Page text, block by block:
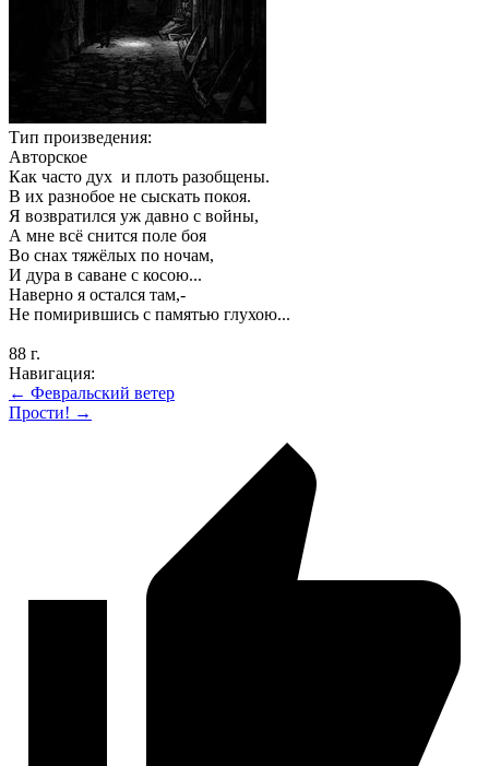
Тип произведения:
Авторское
Как часто дух и плоть разобщены.
В их разнобое не сыскать покоя.
Я возвратился уж давно с войны,
А мне всё снится поле боя
Во снах тяжёлых по ночам,
И дура в саване с косою...
Наверно я остался там,-
Не помирившись с памятью глухою...
88 г.
Навигация:
← Февральский ветер
Прости! →